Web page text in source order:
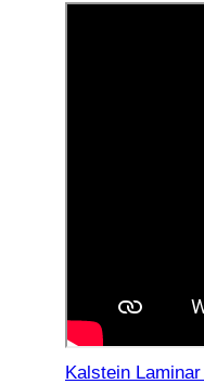
Kalstein